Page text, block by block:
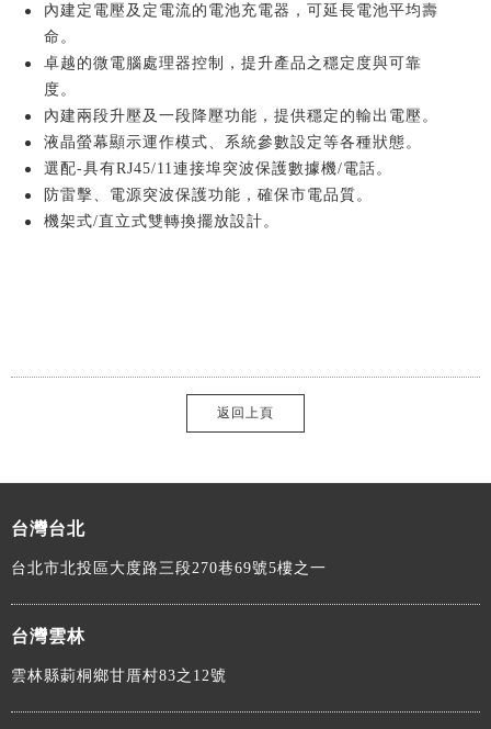
內建定電壓及定電流的電池充電器，可延長電池平均壽
命。
卓越的微電腦處理器控制，提升產品之穩定度與可靠
度。
內建兩段升壓及一段降壓功能，提供穩定的輸出電壓。
液晶螢幕顯示運作模式、系統參數設定等各種狀態。
選配-具有RJ45/11連接埠突波保護數據機/電話。
防雷擊、電源突波保護功能，確保市電品質。
機架式/直立式雙轉換擺放設計。
返回上頁
台灣台北
台北市北投區大度路三段270巷69號5樓之一
台灣雲林
雲林縣莿桐鄉甘厝村83之12號